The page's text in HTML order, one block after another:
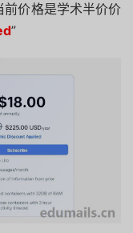
价格是学术半价价
”